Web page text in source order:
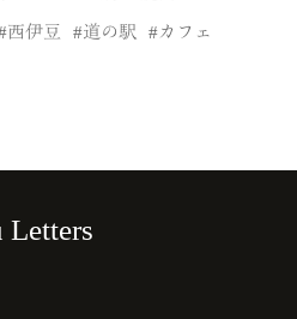
西伊豆 道の駅 カフェ
Letters